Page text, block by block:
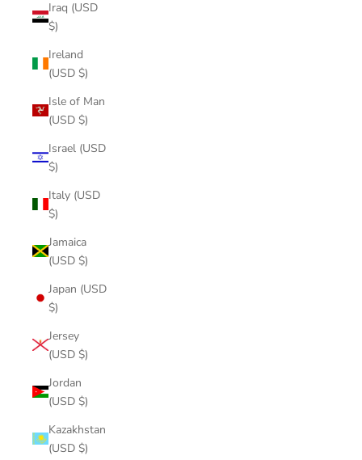
Iraq (USD
$)
Ireland
(USD $)
Isle of Man
(USD $)
Israel (USD
$)
Italy (USD
$)
Jamaica
(USD $)
Japan (USD
$)
Jersey
(USD $)
Jordan
(USD $)
Kazakhstan
(USD $)